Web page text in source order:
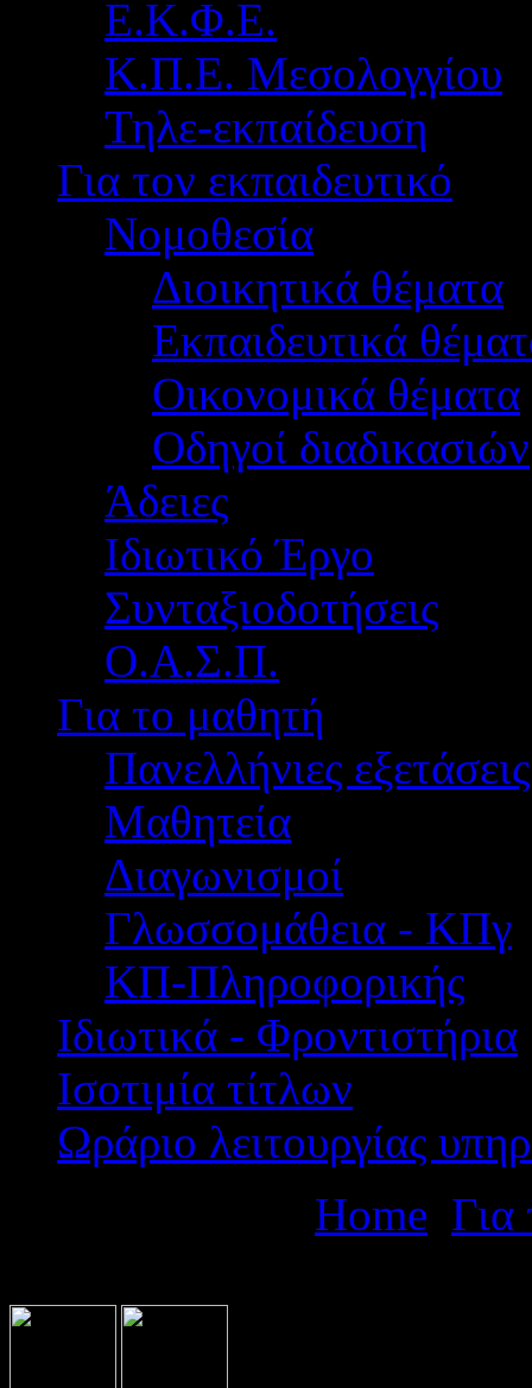
Ε.Κ.Φ.Ε.
Κ.Π.Ε. Μεσολογγίου
Τηλε-εκπαίδευση
Για τον εκπαιδευτικό
Νομοθεσία
Διοικητικά θέματα
Εκπαιδευτικά
Οικονομικά θέματα
Οδηγοί διαδικασιών
Άδειες
Ιδιωτικό Έργο
Συνταξιοδοτήσεις
Ο.Α.Σ.Π.
Για το μαθητή
Πανελλήνιες εξετάσεις
Μαθητεία
Διαγωνισμοί
Γλωσσομάθεια - ΚΠγ
ΚΠ-Πληροφορικής
Ιδιωτικά - Φροντιστήρια
Ισοτιμία τίτλων
Ωράριο λειτουργίας
Home Για